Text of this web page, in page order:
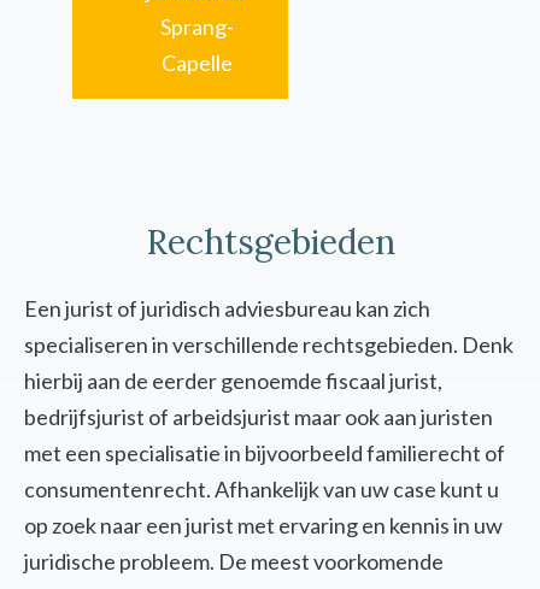
Sprang-
Capelle
Rechtsgebieden
Een jurist of juridisch adviesbureau kan zich
specialiseren in verschillende rechtsgebieden. Denk
hierbij aan de eerder genoemde fiscaal jurist,
bedrijfsjurist of arbeidsjurist maar ook aan juristen
met een specialisatie in bijvoorbeeld familierecht of
consumentenrecht. Afhankelijk van uw case kunt u
op zoek naar een jurist met ervaring en kennis in uw
juridische probleem. De meest voorkomende